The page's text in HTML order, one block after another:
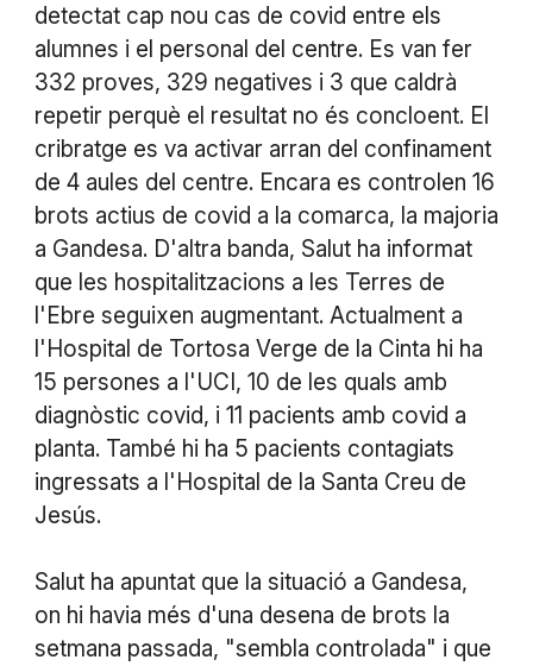
detectat cap nou cas de covid entre els
alumnes i el personal del centre. Es van fer
332 proves, 329 negatives i 3 que caldrà
repetir perquè el resultat no és concloent. El
cribratge es va activar arran del confinament
de 4 aules del centre. Encara es controlen 16
brots actius de covid a la comarca, la majoria
a Gandesa. D'altra banda, Salut ha informat
que les hospitalitzacions a les Terres de
l'Ebre seguixen augmentant. Actualment a
l'Hospital de Tortosa Verge de la Cinta hi ha
15 persones a l'UCI, 10 de les quals amb
diagnòstic covid, i 11 pacients amb covid a
planta. També hi ha 5 pacients contagiats
ingressats a l'Hospital de la Santa Creu de
Jesús.
Salut ha apuntat que la situació a Gandesa,
on hi havia més d'una desena de brots la
setmana passada, "sembla controlada" i que